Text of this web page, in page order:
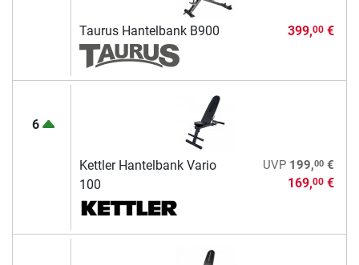
Taurus Hantelbank B900 399,00€
6
Kettler Hantelbank Vario
100
UVP 199,00€
169,00€